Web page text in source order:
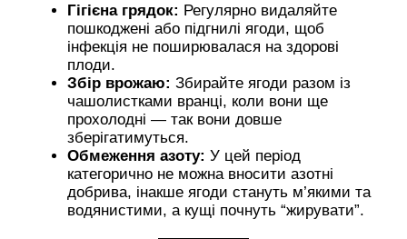
Гігієна грядок: Регулярно видаляйте
пошкоджені або підгнилі ягоди, щоб
інфекція не поширювалася на здорові
плоди.
Збір врожаю: Збирайте ягоди разом із
чашолистками вранці, коли вони ще
прохолодні — так вони довше
зберігатимуться.
Обмеження азоту: У цей період
категорично не можна вносити азотні
добрива, інакше ягоди стануть м’якими та
водянистими, а кущі почнуть “жирувати”.